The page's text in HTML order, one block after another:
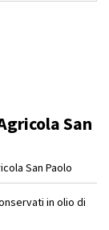
San
San Paolo
in olio di